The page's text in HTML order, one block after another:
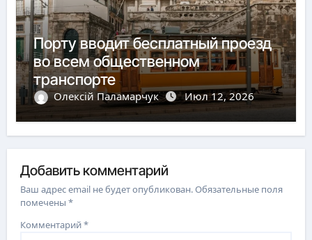
Порту вводит бесплатный проезд
во всем общественном
транспорте
Олексій Паламарчук Июл 12, 2026
Добавить комментарий
Ваш адрес email не будет опубликован.Обязательные поля
помечены*
Комментарий*